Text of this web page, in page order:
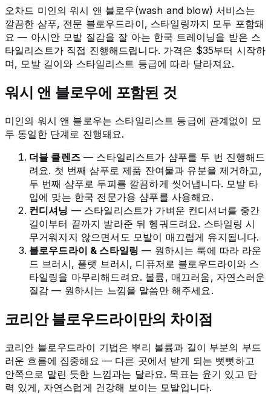
오차드 미인의 워시 앤 블로우(wash and blow) 서비스는
깔끔한 샴푸, 전문 블로우드라이, 스타일링까지 모두 포함돼
요 — 아시안 모발 질감을 잘 아는 한국 트레이닝을 받은 스
타일리스트가 직접 진행해드립니다. 가격은 $35부터 시작하
며, 모발 길이와 스타일리스트 등급에 따라 달라져요.
워시 앤 블로우에 포함된 것
미인의 워시 앤 블로우는 스타일리스트 등급에 관계없이 모
두 동일한 단계로 진행돼요.
더블 클렌즈— 스타일리스트가 샴푸를 두 번 진행해드
려요. 첫 번째 샴푸로 제품 잔여물과 유분을 제거하고,
두 번째 샴푸로 두피를 깔끔하게 씻어냅니다. 모발 타
입에 맞는 한국 전문가용 샴푸를 사용해요.
컨디셔닝 — 스타일리스트가 가벼운 컨디셔너를 중간
길이부터 끝까지 발라준 뒤 헹궈드려요. 스타일링 시
무거워지지 않으면서도 모발이 매끄럽게 유지됩니다.
블로우드라이 & 스타일링 — 원하시는 룩에 따라 라운
드 브러시, 플랫 브러시, 디퓨저로 블로우드라이와 스
타일링을 마무리해드려요. 볼륨, 매끄러움, 자연스러운
질감 — 원하시는 느낌을 말씀만 해주세요.
코리안 블로우드라이만의 차이점
코리안 블로우드라이 기법은 뿌리 볼륨과 길이 부분의 부드
러운 흐름에 집중해요 — 다른 곳에서 받게 되는 뻣뻣하고
안쪽으로 말린 듯한 느낌과는 달라요. 목표는 윤기 있고 탄
력 있게, 자연스럽게 건강해 보이는 모발입니다.